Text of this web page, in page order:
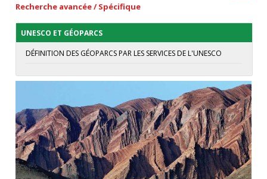
Recherche avancée / Spécifique
UNESCO ET GÉOPARCS
DÉFINITION DES GÉOPARCS PAR LES SERVICES DE L'UNESCO